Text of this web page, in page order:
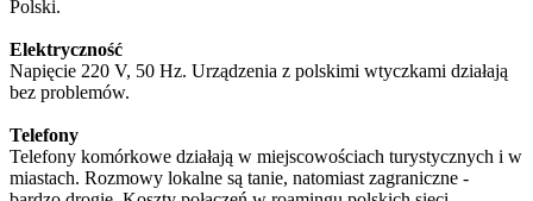
Polski.
Elektryczność
Napięcie 220 V, 50 Hz. Urządzenia z polskimi wtyczkami działają
bez problemów.
Telefony
Telefony komórkowe działają w miejscowościach turystycznych i w
miastach. Rozmowy lokalne są tanie, natomiast zagraniczne -